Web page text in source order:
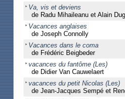
Va, vis et deviens
de Radu Mihaileanu et Alain
Vacances anglaises
de Joseph Connolly
Vacances dans le coma
de Frédéric Beigbeder
vacances du fantôme (Les)
de Didier Van Cauwelaert
vacances du petit Nicolas (Les)
de Jean-Jacques Sempé et